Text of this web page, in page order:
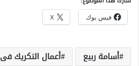
فيس بوك X
أسامة ربيع
أعمال التكريك فى